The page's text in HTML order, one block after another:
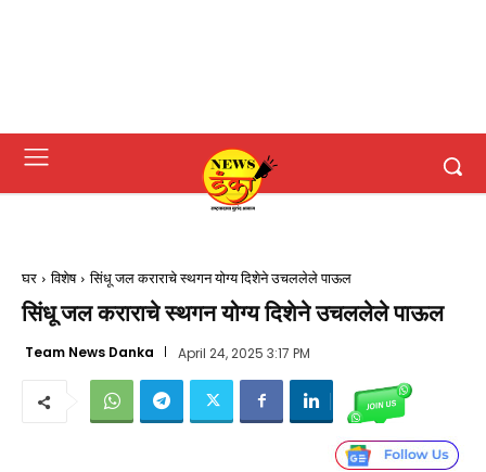
घर विशेष सिंधू जल कराराचे स्थगन योग्य दिशेने उचललेले पाऊल
सिंधू जल कराराचे स्थगन योग्य दिशेने उचललेले पाऊल
Team News Danka April 24, 2025 3:17 PM